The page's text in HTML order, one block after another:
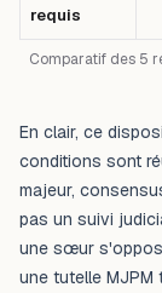
Comparatif des 5
requis
En clair, ce
conditions sont
majeur,
pas un suivi
une sœur
une tutelle MJPM